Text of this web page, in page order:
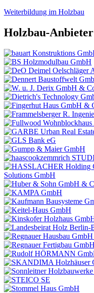
Weiterbildung im Holzbau
Holzbau-